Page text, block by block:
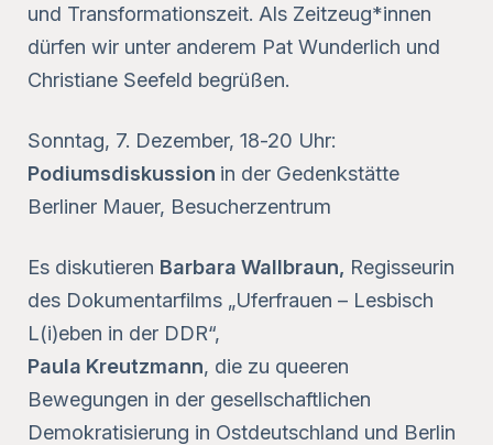
und Transformationszeit. Als Zeitzeug*innen
dürfen wir unter anderem Pat Wunderlich und
Christiane Seefeld begrüßen.
Sonntag, 7. Dezember, 18-20 Uhr:
Podiumsdiskussion in der Gedenkstätte
Berliner Mauer, Besucherzentrum
Es diskutieren Barbara Wallbraun, Regisseurin
des Dokumentarfilms „Uferfrauen – Lesbisch
L(i)eben in der DDR“,
Paula Kreutzmann, die zu queeren
Bewegungen in der gesellschaftlichen
Demokratisierung in Ostdeutschland und Berlin